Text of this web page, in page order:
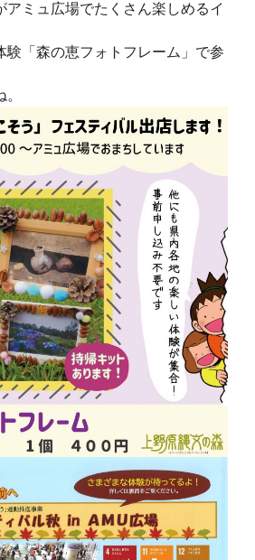
アミュ広場でたくさん楽しめるイ
験「森の恵フォトフレーム」で参